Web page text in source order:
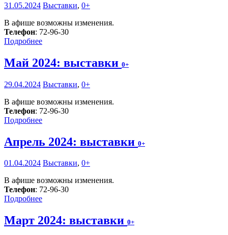
31.05.2024 Выставки, 0+
В афише возможны изменения.
Телефон: 72-96-30
Подробнее
Май 2024: выставки 0+
29.04.2024 Выставки, 0+
В афише возможны изменения.
Телефон: 72-96-30
Подробнее
Апрель 2024: выставки 0+
01.04.2024 Выставки, 0+
В афише возможны изменения.
Телефон: 72-96-30
Подробнее
Март 2024: выставки 0+